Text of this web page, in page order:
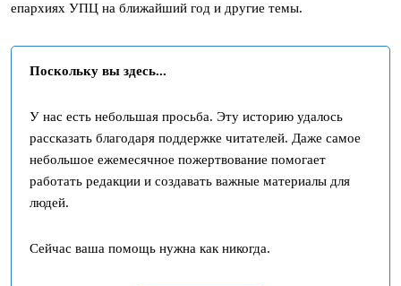
епархиях УПЦ на ближайший год и другие темы.
Поскольку вы здесь...
У нас есть небольшая просьба. Эту историю удалось
рассказать благодаря поддержке читателей. Даже самое
небольшое ежемесячное пожертвование помогает
работать редакции и создавать важные материалы для
людей.
Сейчас ваша помощь нужна как никогда.